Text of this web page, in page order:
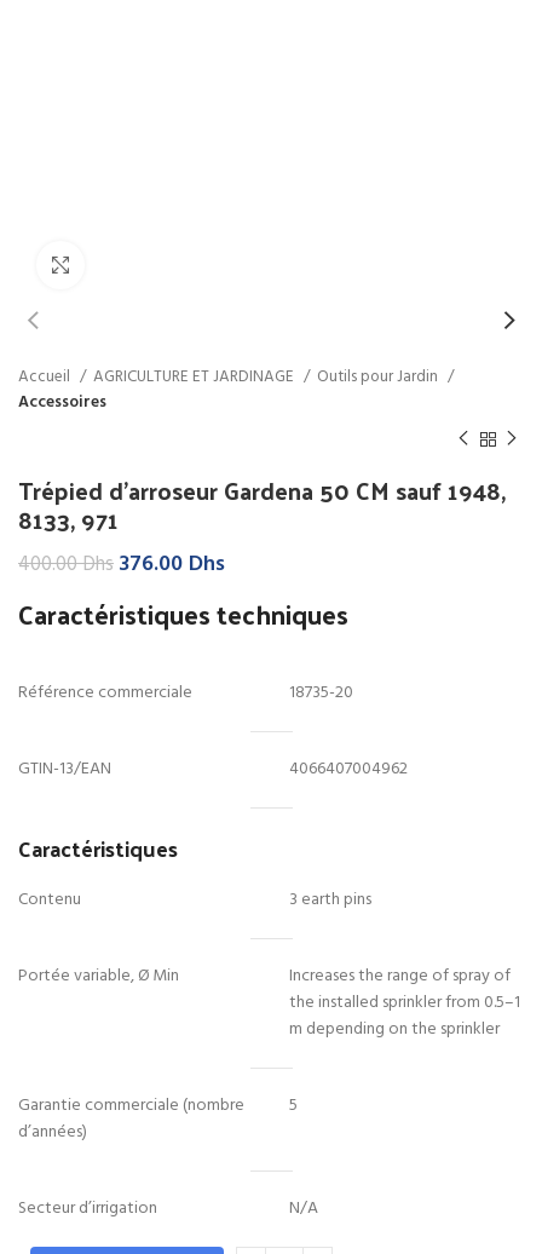
Accueil AGRICULTURE ET JARDINAGE
Outils pour Jardin
Accessoires
Trépied d’arroseur Gardena 50 CM sauf 1948,
8133, 971
400.00DhsLe
initial
était :
376.00 DhsLe
actuel
Caractéristiques techniques
Référence commerciale 18735-20
GTIN-13/EAN 4066407004962
Caractéristiques
Contenu 3 earth pins
Portée variable, Ø Min
Increases the range of spray of
the installed sprinkler from 0.5–1
m depending on the sprinkler
Garantie commerciale (nombre
d’années)
5
Secteur d’irrigation N/A